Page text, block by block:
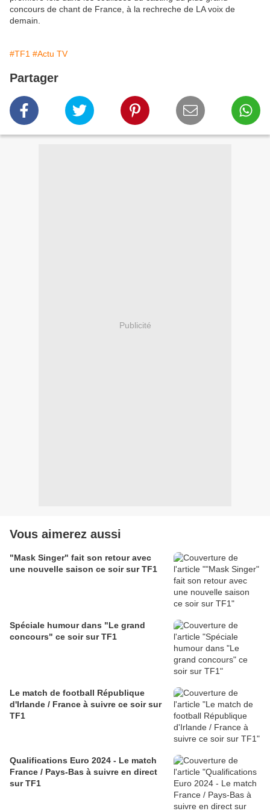
concours de chant de France, à la rechreche de LA voix de
demain.
#TF1 #Actu TV
Partager
Publicité
Vous aimerez aussi
"Mask Singer" fait son retour avec
une nouvelle saison ce soir sur TF1
Spéciale humour dans "Le grand
concours" ce soir sur TF1
Le match de football République
d'Irlande / France à suivre ce soir sur
TF1
Qualifications Euro 2024 - Le match
France / Pays-Bas à suivre en direct
sur TF1